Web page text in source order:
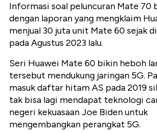
Informasi soal peluncuran Mate 70
dengan laporan yang mengklaim
menjual 30 juta unit Mate 60 sejak
pada Agustus 2023 lalu.
Seri Huawei Mate 60 bikin heboh
tersebut mendukung jaringan 5G.
masuk daftar hitam AS pada 2019
tak bisa lagi mendapat teknologi
negeri kekuasaan Joe Biden untuk
mengembangkan perangkat 5G.